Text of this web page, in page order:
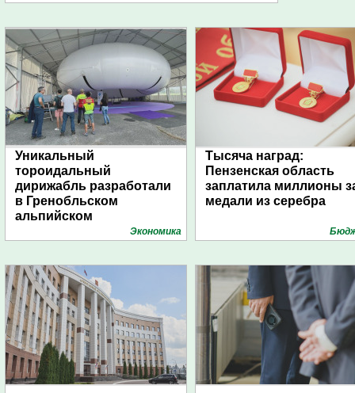
Уникальный
тороидальный
дирижабль разработали
в Гренобльском
альпийском
Экономика
Тысяча наград:
Пензенская область
заплатила миллионы
медали из серебра